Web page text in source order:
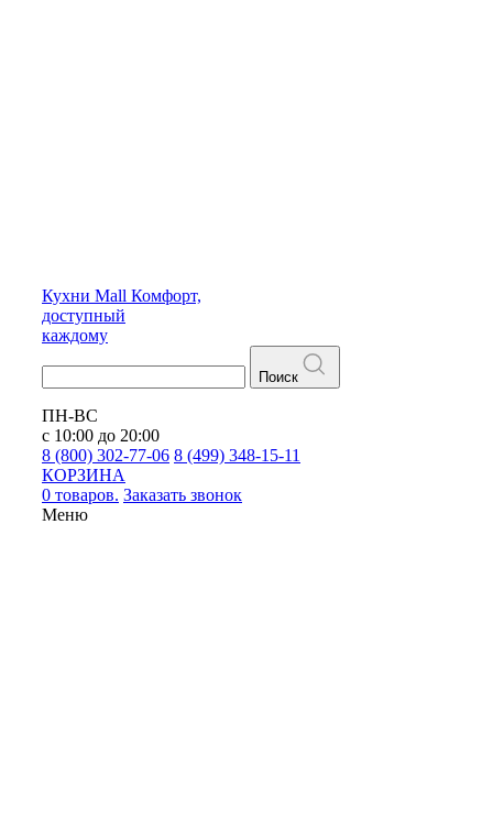
Кухни Mall Комфорт,
доступный
каждому
Поиск
ПН-ВС
с 10:00 до 20:00
8 (800) 302-77-06 8 (499) 348-15-11
КОРЗИНА
0 товаров. Заказать звонок
Меню